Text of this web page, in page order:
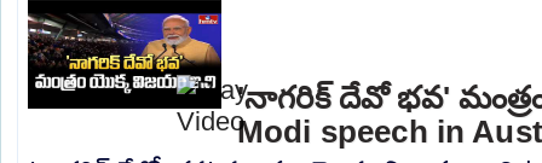
'నాగరిక్ దేవో భవ'
Modi speech in